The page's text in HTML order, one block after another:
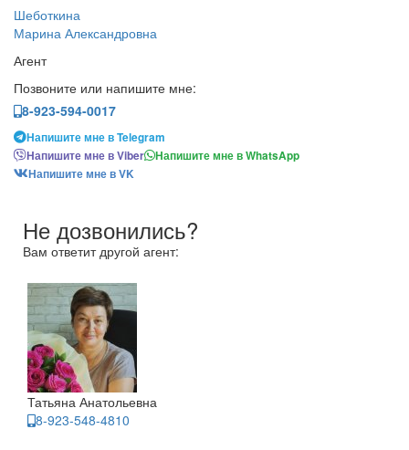
Шеботкина
Марина Александровна
Агент
Позвоните или напишите мне:
8-923-594-0017
Напишите мне в Telegram
Напишите мне в Viber
Напишите мне в WhatsApp
Напишите мне в VK
Не дозвонились?
Вам ответит другой агент:
Татьяна Анатольевна
8-923-548-4810